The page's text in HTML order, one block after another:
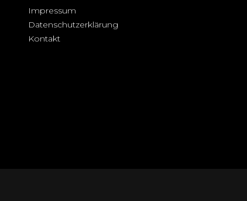
Impressum
Datenschutzerklärung
Kontakt